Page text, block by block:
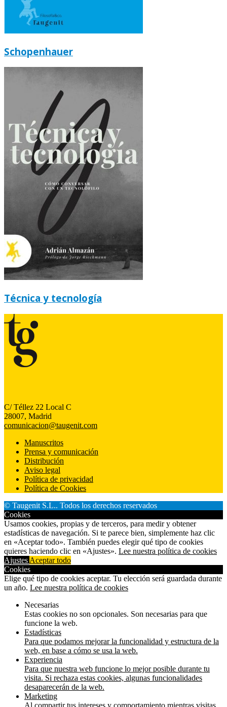
Schopenhauer
Técnica y tecnología
C/ Téllez 22 Local C
28007, Madrid
comunicacion@taugenit.com
Manuscritos
Prensa y comunicación
Distribución
Aviso legal
Política de privacidad
Política de Cookies
© Taugenit S.L.. Todos los derechos reservados
Cookies
Usamos cookies, propias y de terceros, para medir y obtener
estadísticas de navegación. Si te parece bien, simplemente haz clic
en «Aceptar todo». También puedes elegir qué tipo de cookies
quieres haciendo clic en «Ajustes». Lee nuestra política de cookies
Ajustes Aceptar todo
Cookies
Elige qué tipo de cookies aceptar. Tu elección será guardada durante
un año. Lee nuestra política de cookies
Necesarias
Estas cookies no son opcionales. Son necesarias para que
funcione la web.
Estadísticas
Para que podamos mejorar la funcionalidad y estructura de la
web, en base a cómo se usa la web.
Experiencia
Para que nuestra web funcione lo mejor posible durante tu
visita. Si rechaza estas cookies, algunas funcionalidades
desaparecerán de la web.
Marketing
Al compartir tus intereses y comportamiento mientras visitas